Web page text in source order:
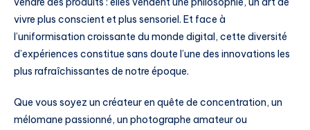
vivre plus conscient et plus sensoriel. Et face à
l’uniformisation croissante du monde digital, cette diversité
d’expériences constitue sans doute l’une des innovations les
plus rafraîchissantes de notre époque.
Que vous soyez un créateur en quête de concentration, un
mélomane passionné, un photographe amateur ou